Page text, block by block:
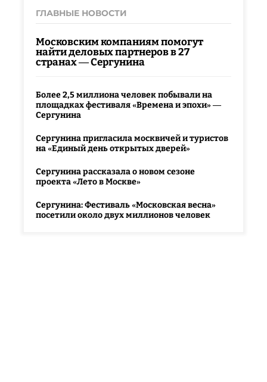
ГЛАВНЫЕ НОВОСТИ
Московским компаниям помогут
найти деловых партнеров в 27
странах — Сергунина
Более 2,5 миллиона человек побывали на
площадках фестиваля «Времена и эпохи» —
Сергунина
Сергунина пригласила москвичей и туристов
на «Единый день открытых дверей»
Сергунина рассказала о новом сезоне
проекта «Лето в Москве»
Сергунина: Фестиваль «Московская весна»
посетили около двух миллионов человек